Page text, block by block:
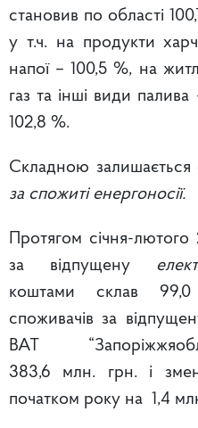
становив по області
у т.ч. на продукти
напої – 100,5 %, на
газ та інші види
102,8 %.
Складною залишається
за спожиті енергоносії.
Протягом січня-
за відпущену
коштами склав
споживачів за
ВАТ
383,6 млн. грн. і
початком року на 1,4